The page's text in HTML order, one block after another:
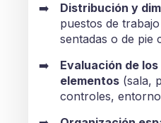
Distribución y
puestos de
sentadas o de pie
Evaluación de
elementos (sala,
controles,